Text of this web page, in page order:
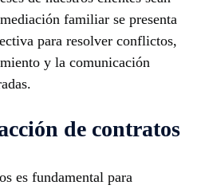
familiar se presenta
para resolver conflictos,
y la comunicación
de contratos
es fundamental para